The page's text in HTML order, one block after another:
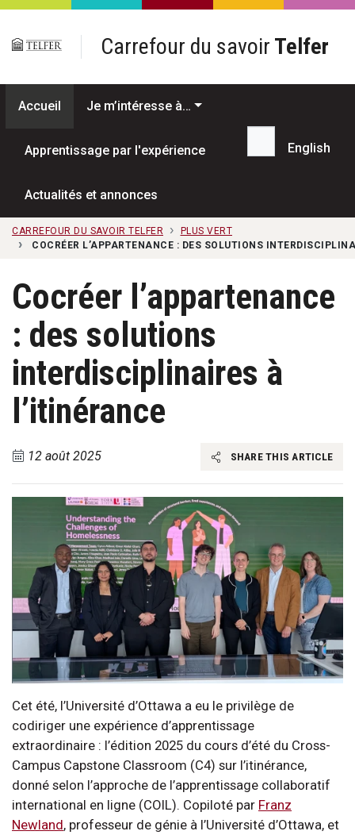
Passer au contenu principal
Carrefour du savoir Telfer
Accueil Je m’intéresse à…
Apprentissage par l'expérience
Actualités et annonces
Recherche...
English
CARREFOUR DU SAVOIR TELFER
PLUS VERT
COCRÉER L’APPARTENANCE : DES SOLUTIONS
Cocréer l’appartenance
: des solutions
interdisciplinaires à
l’itinérance
12 août 2025 SHARE THIS ARTICLE
Cet été, l’Université d’Ottawa a eu le privilège de
codiriger une expérience d’apprentissage
extraordinaire : l’édition 2025 du cours d’été du Cross-
Campus Capstone Classroom (C4) sur l’itinérance,
donné selon l’approche de l’apprentissage collaboratif
international en ligne (COIL). Copiloté par Franz
Newland, professeur de génie à l’Université d’Ottawa, et